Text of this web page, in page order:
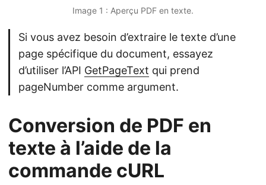
Image 1 : Aperçu PDF en texte.
Si vous avez besoin d’extraire le texte d’une
page spécifique du document, essayez
d’utiliser l’API GetPageText qui prend
pageNumber comme argument.
Conversion de PDF en
texte à l’aide de la
commande cURL